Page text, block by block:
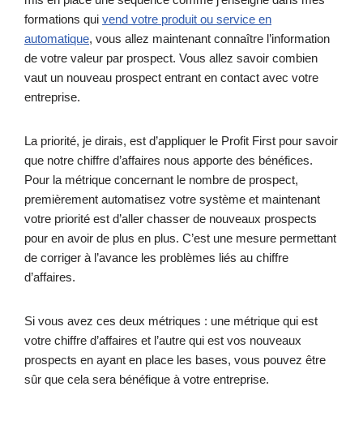
formations qui vend votre produit ou service en
automatique, vous allez maintenant connaître l’information
de votre valeur par prospect. Vous allez savoir combien
vaut un nouveau prospect entrant en contact avec votre
entreprise.
La priorité, je dirais, est d’appliquer le Profit First pour savoir
que notre chiffre d’affaires nous apporte des bénéfices.
Pour la métrique concernant le nombre de prospect,
premièrement automatisez votre système et maintenant
votre priorité est d’aller chasser de nouveaux prospects
pour en avoir de plus en plus. C’est une mesure permettant
de corriger à l’avance les problèmes liés au chiffre
d’affaires.
Si vous avez ces deux métriques : une métrique qui est
votre chiffre d’affaires et l’autre qui est vos nouveaux
prospects en ayant en place les bases, vous pouvez être
sûr que cela sera bénéfique à votre entreprise.